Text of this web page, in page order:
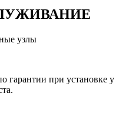
узлы
гарантии при установке у